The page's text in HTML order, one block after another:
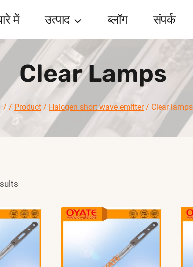
में उत्पाद ब्लॉग संपर्क
Clear Lamps
/ / Product / Halogen short wave emitter / Clear lamps